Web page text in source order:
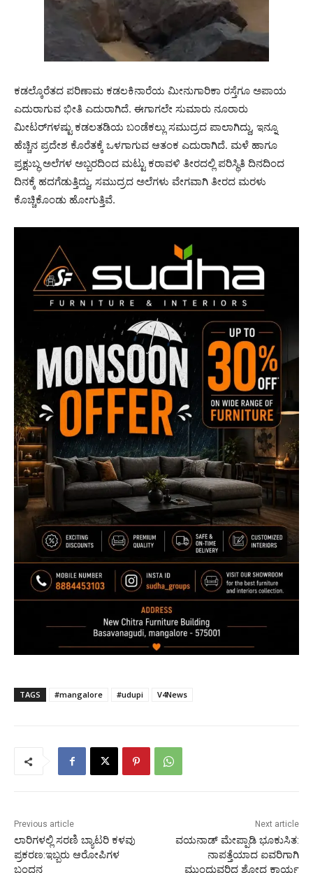
ಕಡಲ್ಕೊರೆತದ ಪರಿಣಾಮ ಕಡಲಕಿನಾರೆಯ ಮೀನುಗಾರಿಕಾ ರಸ್ತೆಗೂ ಅಪಾಯ
ಎದುರಾಗುವ ಭೀತಿ ಎದುರಾಗಿದೆ. ಈಗಾಗಲೇ ಸುಮಾರು ನೂರಾರು
ಮೀಟರ್‌ಗಳಷ್ಟು ಕಡಲತಡಿಯ ಬಂಡೆಕಲ್ಲು ಸಮುದ್ರದ ಪಾಲಾಗಿದ್ದು, ಇನ್ನೂ
ಹೆಚ್ಚಿನ ಪ್ರದೇಶ ಕೊರೆತಕ್ಕೆ ಒಳಗಾಗುವ ಆತಂಕ ಎದುರಾಗಿದೆ. ಮಳೆ ಹಾಗೂ
ಪ್ರಕ್ಷುಬ್ಧ ಅಲೆಗಳ ಅಬ್ಬರದಿಂದ ಮಟ್ಟು ಕರಾವಳಿ ತೀರದಲ್ಲಿ ಪರಿಸ್ಥಿತಿ ದಿನದಿಂದ
ದಿನಕ್ಕೆ ಹದಗೆಡುತ್ತಿದ್ದು, ಸಮುದ್ರದ ಅಲೆಗಳು ವೇಗವಾಗಿ ತೀರದ ಮರಳು
ಕೊಚ್ಚಿಕೊಂಡು ಹೋಗುತ್ತಿವೆ.
TAGS #mangalore #udupi V4News
Previous article
ಲಾರಿಗಳಲ್ಲಿ ಸರಣಿ ಬ್ಯಾಟರಿ ಕಳವು
ಪ್ರಕರಣ:ಇಬ್ಬರು ಆರೋಪಿಗಳ
ಬಂಧನ
Next article
ವಯನಾಡ್ ಮೇಪ್ಪಾಡಿ ಭೂಕುಸಿತ:
ನಾಪತ್ತೆಯಾದ ಐವರಿಗಾಗಿ
ಮುಂದುವರಿದ ಶೋಧ ಕಾರ್ಯ